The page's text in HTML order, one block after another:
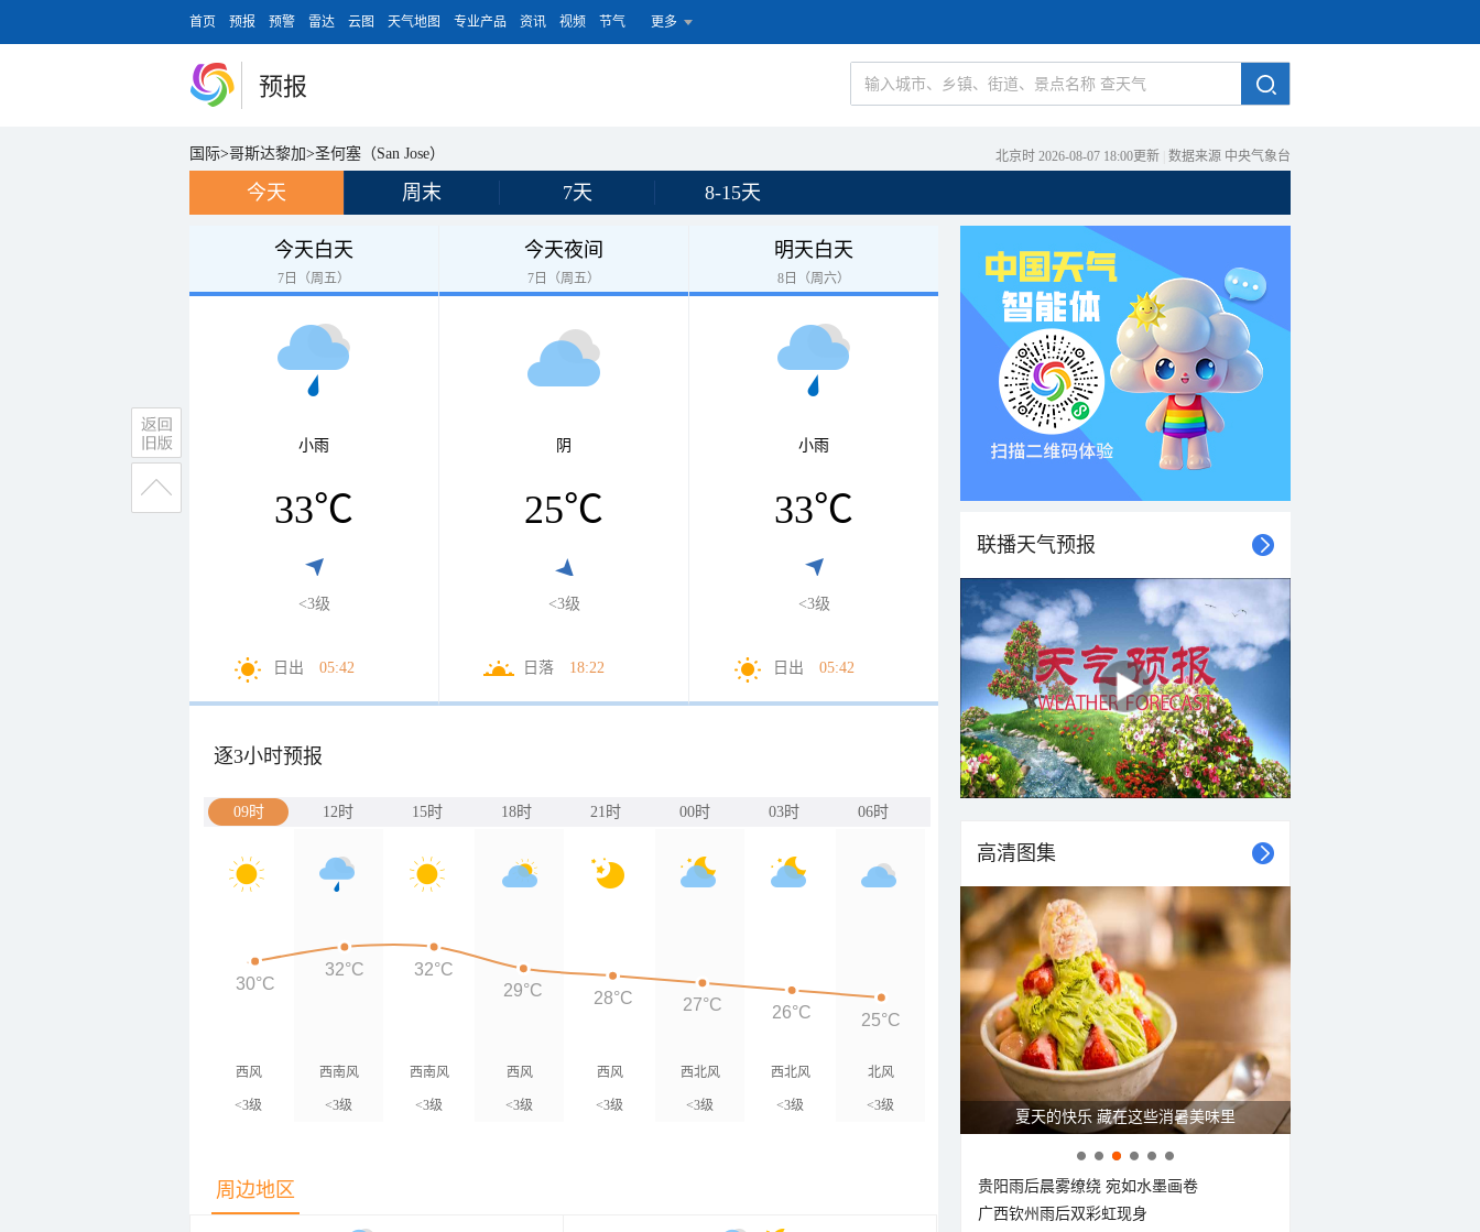
首页 预报 预警 雷达 云图 天气地图 专业产品 资讯 视频 节气 更多
预报
国际>哥斯达黎加>圣何塞（San Jose） 北京时 2026-08-07 18:00更新 数据来源 中央气象台
今天 周末 7天 8-15天
今天白天
7日（周五）
小雨
33℃
<3级
日出 05:42
今天夜间
7日（周五）
阴
25℃
<3级
日落 18:22
明天白天
8日（周六）
小雨
33℃
<3级
日出 05:42
逐3小时预报
09时 12时 15时 18时 21时 00时 03时 06时
西风
<3级
西南风
<3级
西南风
<3级
西风
<3级
西风
<3级
西北风
<3级
西北风
<3级
北风
<3级
30°C
32°C 32°C
29°C 28°C 27°C 26°C 25°C
周边地区
联播天气预报
高清图集
夏天的快乐 藏在这些消暑美味里
贵阳雨后晨雾缭绕 宛如水墨画卷
广西钦州雨后双彩虹现身